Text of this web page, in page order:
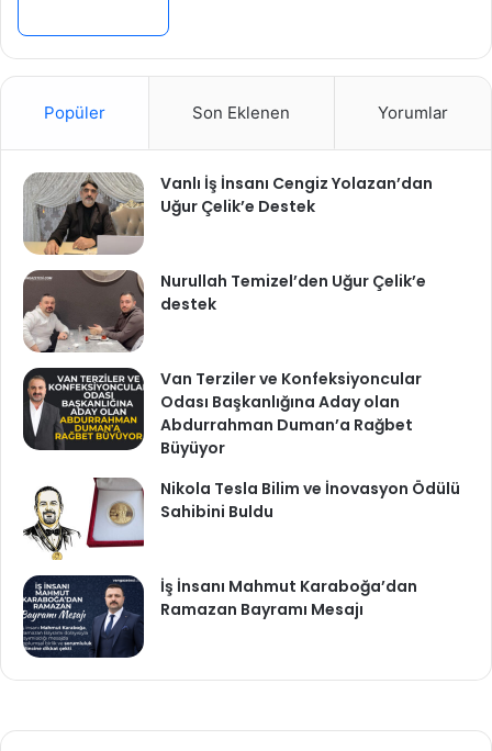
Popüler Son Eklenen Yorumlar
Vanlı İş İnsanı Cengiz Yolazan’dan
Uğur Çelik’e Destek
Nurullah Temizel’den Uğur Çelik’e
destek
Van Terziler ve Konfeksiyoncular
Odası Başkanlığına Aday olan
Abdurrahman Duman’a Rağbet
Büyüyor
Nikola Tesla Bilim ve İnovasyon Ödülü
Sahibini Buldu
İş İnsanı Mahmut Karaboğa’dan
Ramazan Bayramı Mesajı